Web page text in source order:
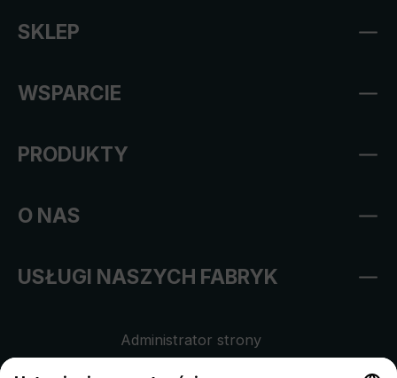
SKLEP
WSPARCIE
PRODUKTY
O NAS
USŁUGI NASZYCH FABRYK
Administrator strony